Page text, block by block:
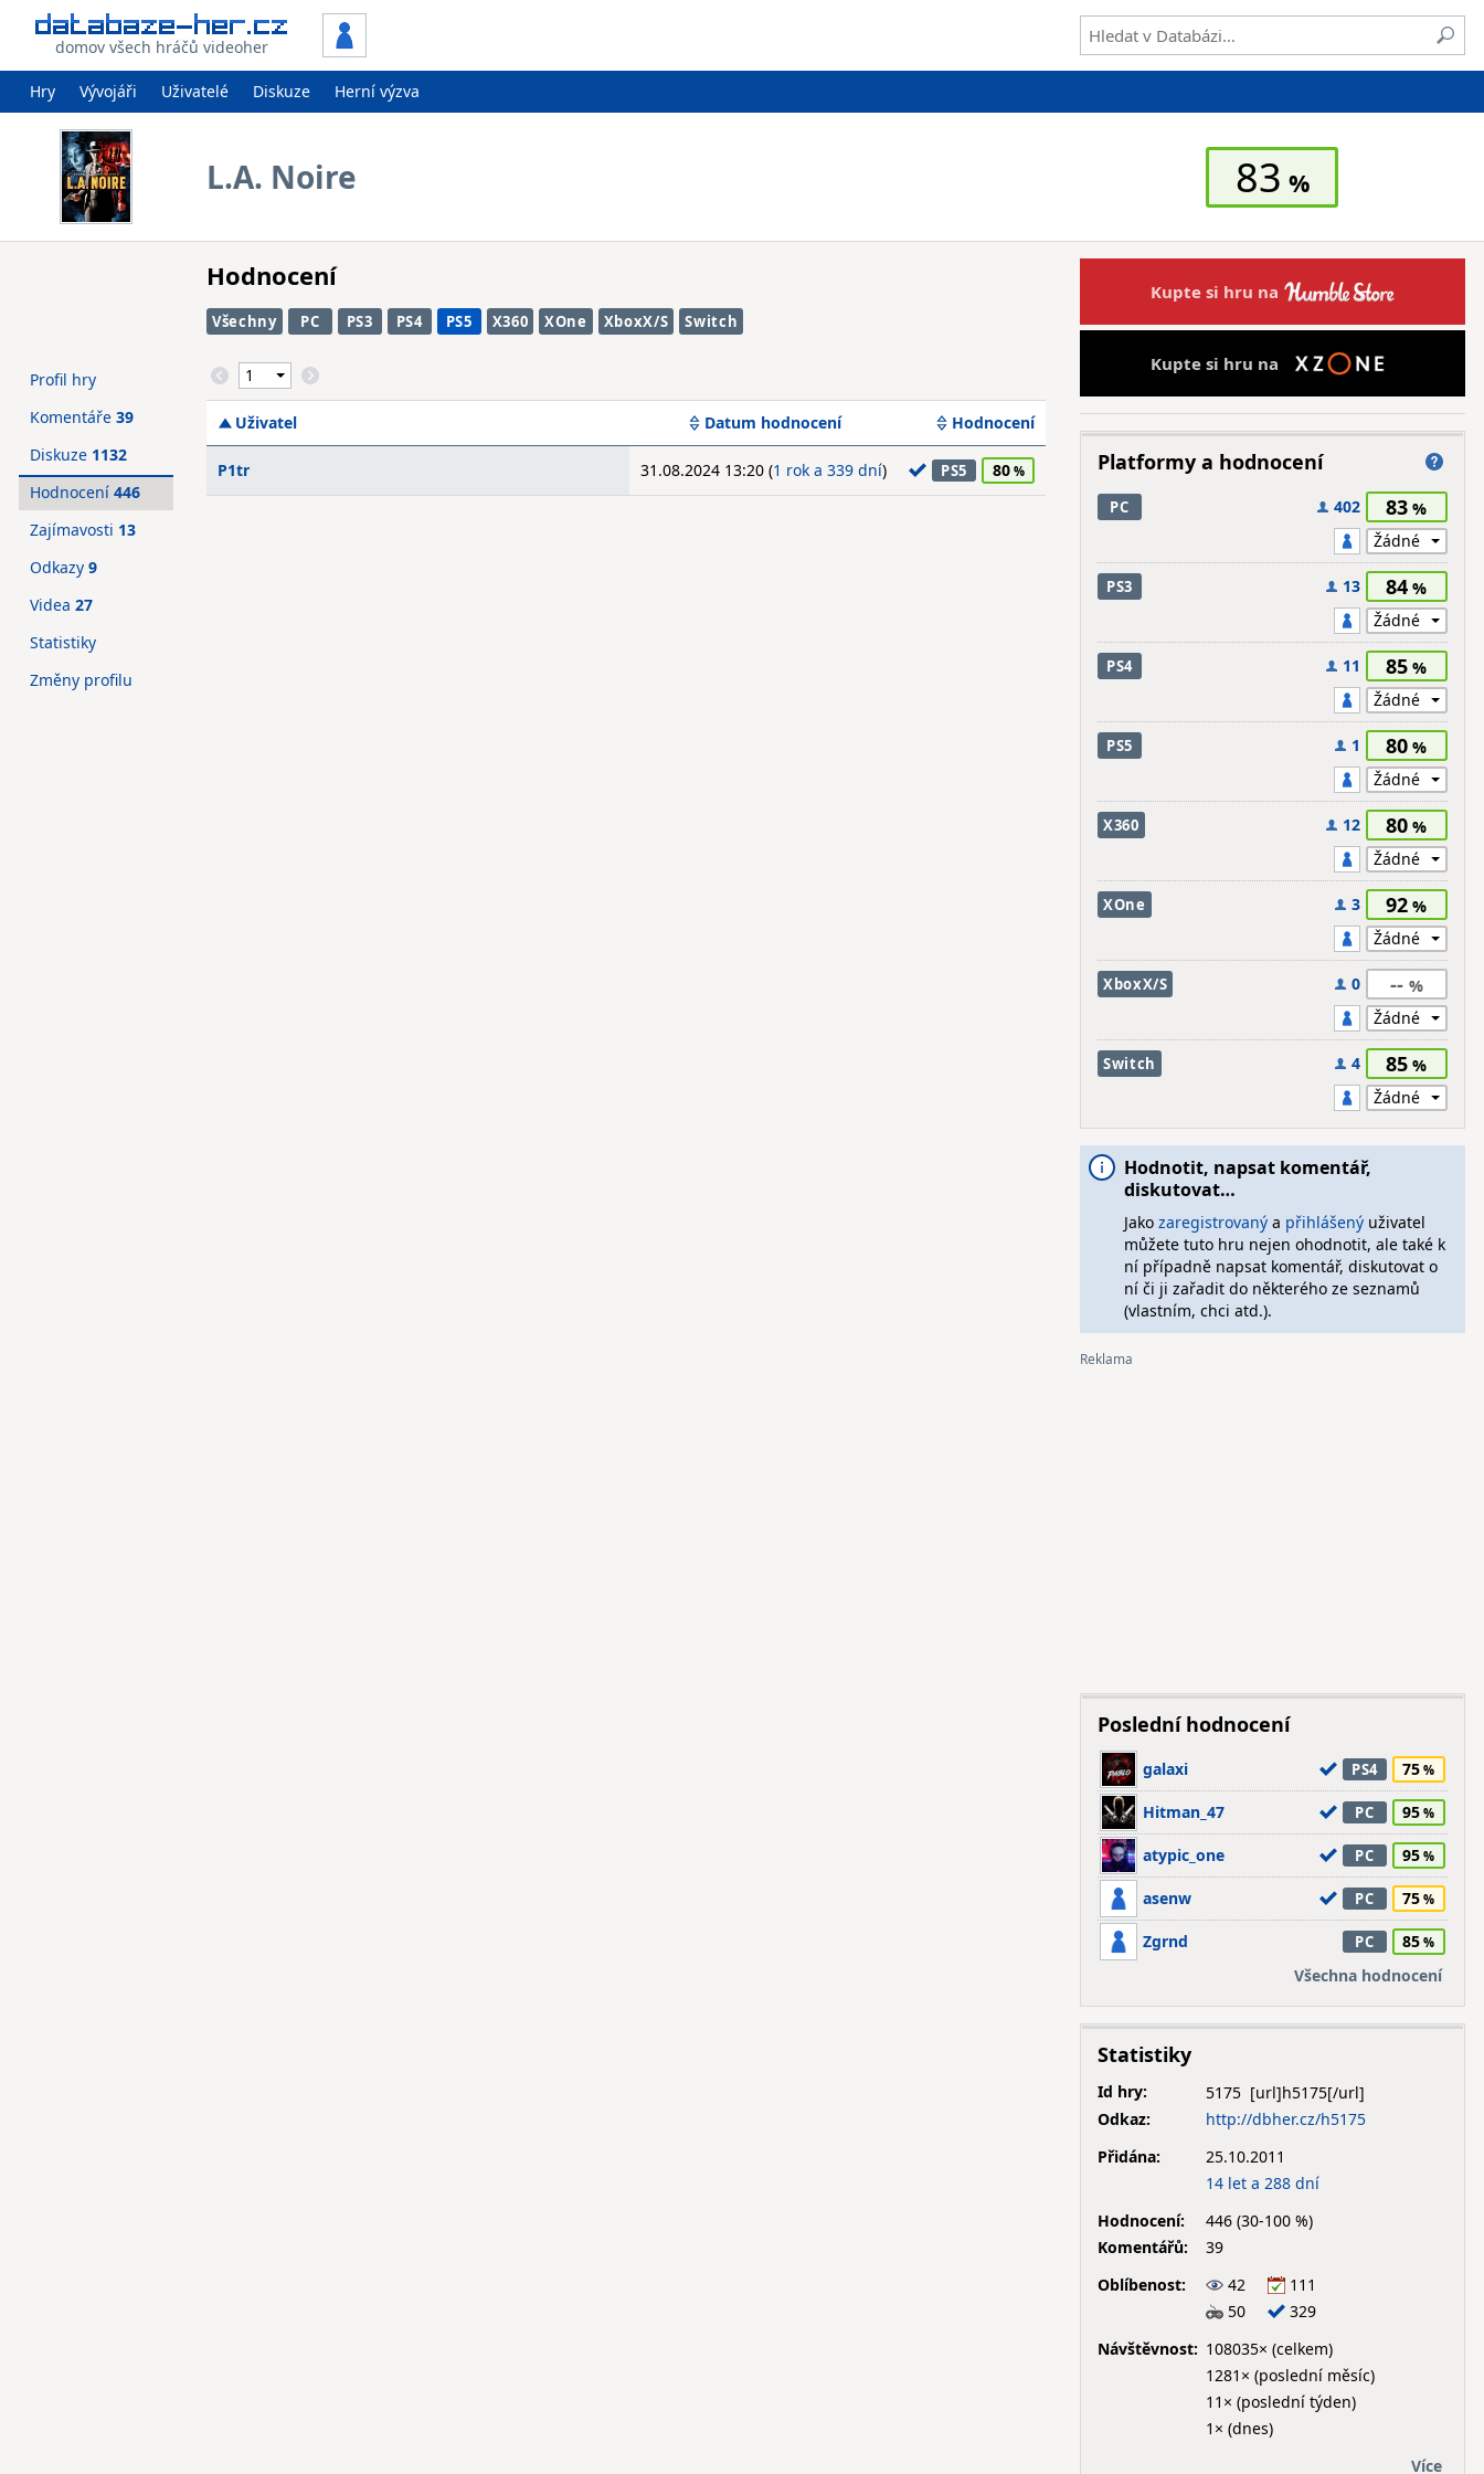
domov všech hráčů videoher
Hry Vývojáři Uživatelé Diskuze Herní výzva
L.A. Noire 83
Hodnocení
Všechny PC PS3 PS4 PS5 X360 XOne XboxX/S Switch
Uživatel Datum hodnocení Hodnocení
P1tr 31.08.2024 13:20 (1 rok a 339 dní) PS5 80
Profil hry
Komentáře 39
Diskuze 1132
Hodnocení 446
Zajímavosti 13
Odkazy 9
Videa 27
Statistiky
Změny profilu
Kupte si hru na
Kupte si hru na
Platformy a hodnocení
PC 402 83
PS3 13 84
PS4 11 85
PS5 1 80
X360 12 80
XOne 3 92
XboxX/S 0 --
Switch 4 85
Hodnotit, napsat komentář,
diskutovat…
Jako zaregistrovanýa přihlášenýuživatel
můžete tuto hru nejen ohodnotit, ale také k
ní případně napsat komentář, diskutovat o
ní či ji zařadit do některého ze seznamů
(vlastním, chci atd.).
Poslední hodnocení
galaxi PS4 75
Hitman_47 PC 95
atypic_one PC 95
asenw PC 75
Zgrnd PC
85
Všechna hodnocení
Statistiky
Id hry:
5175
Odkaz:
http://dbher.cz/h5175
Přidána:
25.10.2011
14 let a 288 dní
Hodnocení:
446 (30-100 %)
Komentářů:
39
Oblíbenost:
42
111
50
329
Návštěvnost: 108035× (celkem)
1281× (poslední měsíc)
11× (poslední týden)
1× (dnes)
Více